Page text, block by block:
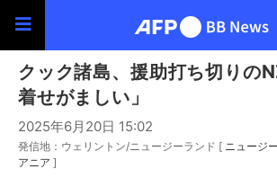
クック諸島、援助打ち切りの
着せがましい」
2025年6月20日 15:02
発信地：ウェリントン/ニュージーランド [ ニュージ
アニア ]